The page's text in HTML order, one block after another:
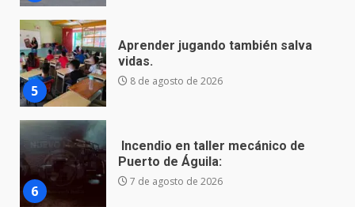
6
Incendio en taller mecánico de
Puerto de Águila:
7 de agosto de 2026
7
Inauguran la Galería Historia y
Arte en Cartonería
7 de agosto de 2026